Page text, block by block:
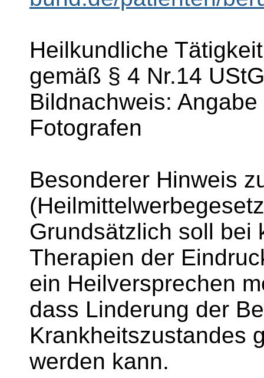
Heilkundliche
gemäß § 4 Nr.14
Bildnachweis:
Fotografen
Besonderer Hinweis
Grundsätzlich soll bei
Therapien der
ein Heilversprechen
dass Linderung der
Krankheitszustandes
werden kann.